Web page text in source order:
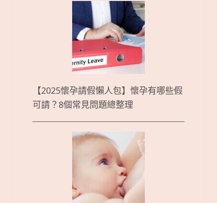
【2025懷孕請假懶人包】懷孕有哪些假
可請？8個常見問題總整理